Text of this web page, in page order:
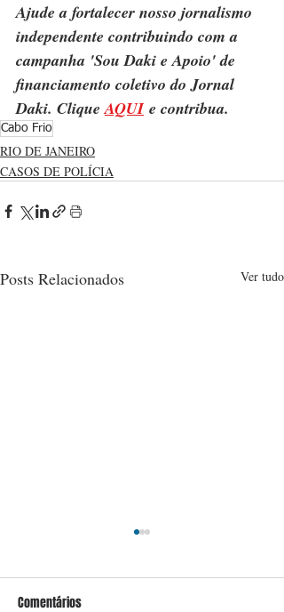
Ajude a fortalecer nosso jornalismo
independente contribuindo com a
campanha 'Sou Daki e Apoio' de
financiamento coletivo do Jornal
Daki. Clique AQUI e contribua.
Cabo Frio
RIO DE JANEIRO
CASOS DE POLÍCIA
Posts Relacionados Ver tudo
Comentários